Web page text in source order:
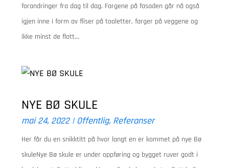
forandringer fra dag til dag. Fargene på fasaden går nå også
igjen inne i form av fliser på toaletter, farger på veggene og
ikke minst de flott...
NYE BØ SKULE
mai 24, 2022|Offentlig, Referanser
Her får du en snikktitt på hvor langt en er kommet på nye Bø
skuleNye Bø skule er under oppføring og bygget ruver godt i